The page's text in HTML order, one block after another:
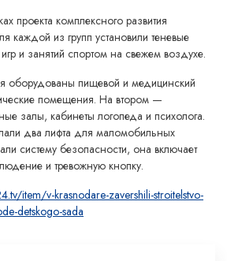
проекта комплексного развития
каждой из групп установили теневые
и занятий спортом на свежем воздухе.
оборудованы пищевой и медицинский
помещения. На втором —
залы, кабинеты логопеда и психолога.
два лифта для маломобильных
систему безопасности, она включает
и тревожную кнопку.
item/v-krasnodare-zavershili-stroitelstvo-
detskogo-sada